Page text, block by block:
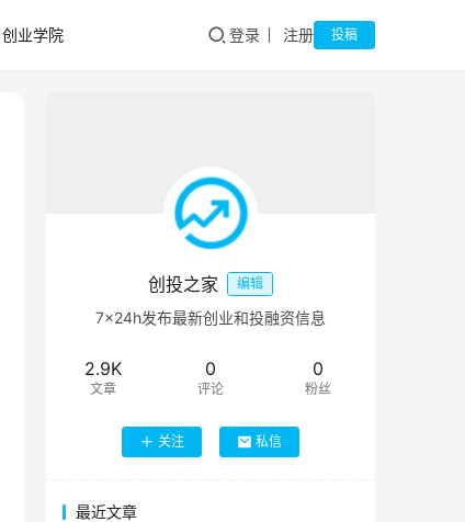
创业学院 登录 注册 投稿
创投之家 编辑
7×24h发布最新创业和投融资信息
2.9K
文章
0
评论
0
粉丝
关注 私信
最近文章